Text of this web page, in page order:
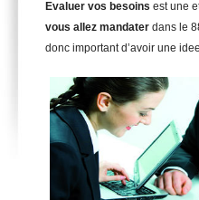
Evaluer vos besoins est une
vous allez mandater dans le
donc important d’avoir une